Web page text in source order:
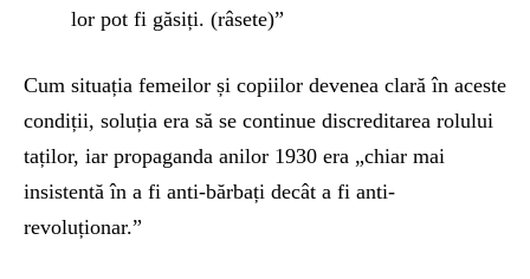
lor pot fi găsiți. (râsete)”
Cum situația femeilor și copiilor devenea clară în aceste
condiții, soluția era să se continue discreditarea rolului
taților, iar propaganda anilor 1930 era „chiar mai
insistentă în a fi anti-bărbați decât a fi anti-
revoluționar.”